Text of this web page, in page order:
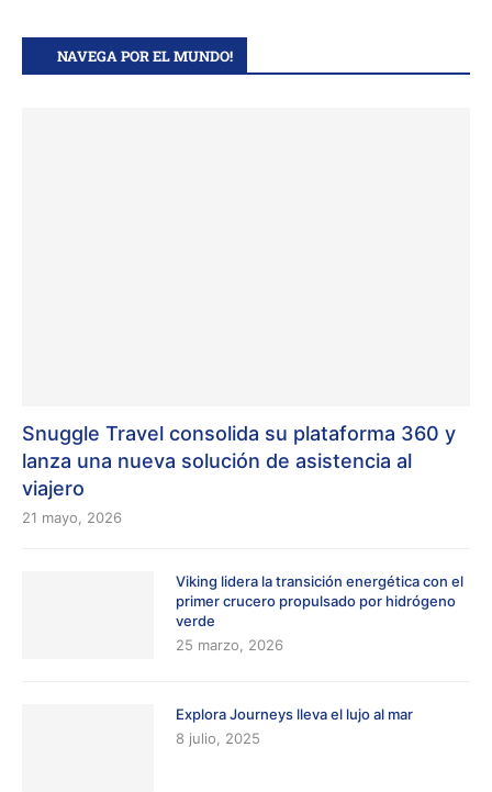
NAVEGA POR EL MUNDO!
Snuggle Travel consolida su plataforma 360 y
lanza una nueva solución de asistencia al
viajero
21 mayo, 2026
Viking lidera la transición energética con el
primer crucero propulsado por hidrógeno
verde
25 marzo, 2026
Explora Journeys lleva el lujo al mar
8 julio, 2025